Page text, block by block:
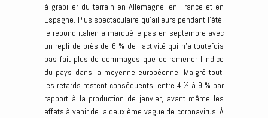
à grapiller du terrain en Allemagne, en France et en
Espagne. Plus spectaculaire qu’ailleurs pendant l’été,
le rebond italien a marqué le pas en septembre avec
un repli de près de 6 % de l’activité qui n’a toutefois
pas fait plus de dommages que de ramener l’indice
du pays dans la moyenne européenne. Malgré tout,
les retards restent conséquents, entre 4 % à 9 % par
rapport à la production de janvier, avant même les
effets à venir de la deuxième vague de coronavirus. À